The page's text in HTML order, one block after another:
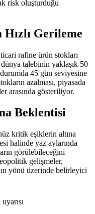
risk oluşturduğu
Gerileme
rafine ürün stokları
talebinin yaklaşık 50
45 gün seviyesine
azalması, piyasada
arasında gösteriliyor.
Beklentisi
kritik eşiklerin altına
halinde yaz aylarında
görülebileceğini
gelişmeler,
yönü üzerinde belirleyici